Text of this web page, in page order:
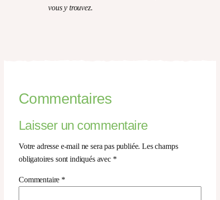
vous y trouvez.
Commentaires
Laisser un commentaire
Votre adresse e-mail ne sera pas publiée. Les champs
obligatoires sont indiqués avec *
Commentaire *